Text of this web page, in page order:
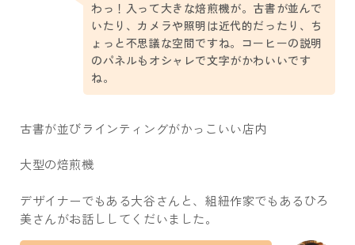
わっ！入って大きな焙煎機が。古書が並んで
いたり、カメラや照明は近代的だったり、ち
ょっと不思議な空間ですね。コーヒーの説明
のパネルもオシャレで文字がかわいいです
ね。
古書が並びラインティングがかっこいい店内
大型の焙煎機
デザイナーでもある大谷さんと、組紐作家でもあるひろ
美さんがお話ししてくだいました。